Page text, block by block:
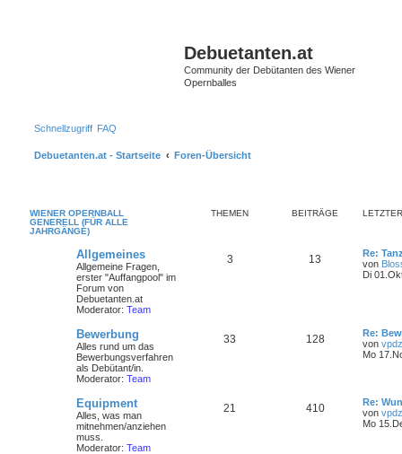
Debuetanten.at
Community der Debütanten des Wiener
Opernballes
Schnellzugriff FAQ
Debuetanten.at - Startseite Foren-Übersicht
WIENER OPERNBALL
GENERELL (FÜR ALLE
JAHRGÄNGE)
THEMEN BEITRÄGE
Allgemeines
Allgemeine Fragen,
erster "Auffangpool" im
Forum von
Debuetanten.at
Moderator: Team
3 13
Re:
von
Di
Bewerbung
Alles rund um das
Bewerbungsverfahren
als Debütant/in.
Moderator: Team
33 128
Re:
von
Mo
Equipment
Alles, was man
mitnehmen/anziehen
muss.
Moderator: Team
21 410
Re:
von
Mo